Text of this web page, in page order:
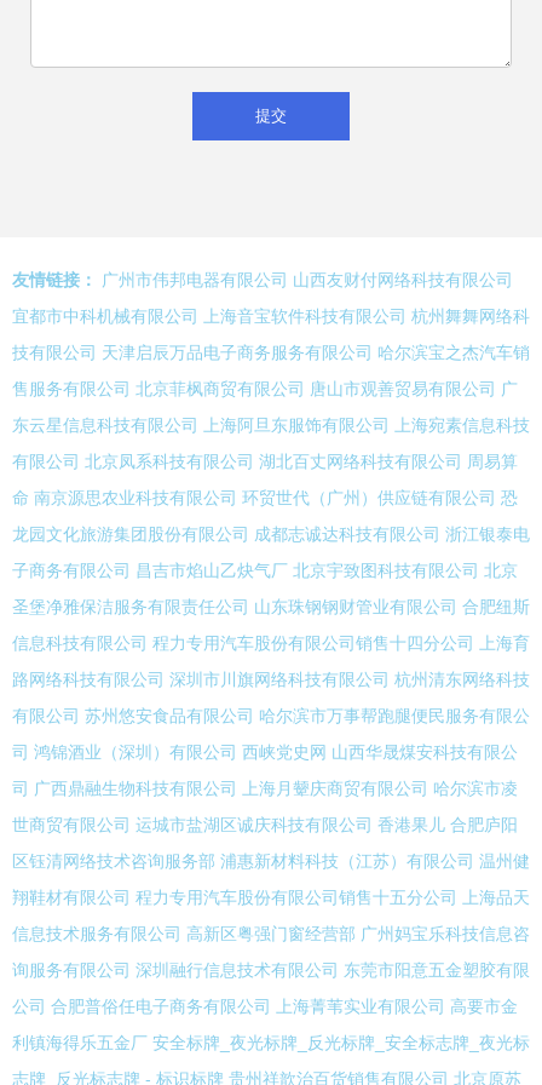
友情链接： 广州市伟邦电器有限公司 山西友财付网络科技有限公司
宜都市中科机械有限公司
上海音宝软件科技有限公司 杭州舞舞网络科
技有限公司 天津启辰万品电子商务服务有限公司 哈尔滨宝之杰汽车销
售服务有限公司 北京菲枫商贸有限公司 唐山市观善贸易有限公司 广
东云星信息科技有限公司
上海阿旦东服饰有限公司
上海宛素信息科技
有限公司 北京凤系科技有限公司 湖北百丈网络科技有限公司
周易算
命 南京源思农业科技有限公司 环贸世代（广州）供应链有限公司 恐
龙园文化旅游集团股份有限公司 成都志诚达科技有限公司 浙江银泰电
子商务有限公司 昌吉市焰山乙炔气厂 北京宇致图科技有限公司 北京
圣堡净雅保洁服务有限责任公司 山东珠钢钢财管业有限公司 合肥纽斯
信息科技有限公司 程力专用汽车股份有限公司销售十四分公司
上海育
路网络科技有限公司 深圳市川旗网络科技有限公司 杭州清东网络科技
有限公司 苏州悠安食品有限公司 哈尔滨市万事帮跑腿便民服务有限公
司 鸿锦酒业（深圳）有限公司 西峡党史网 山西华晟煤安科技有限公
司 广西鼎融生物科技有限公司 上海月颦庆商贸有限公司 哈尔滨市凌
世商贸有限公司 运城市盐湖区诚庆科技有限公司 香港果儿 合肥庐阳
区钰清网络技术咨询服务部 浦惠新材料科技（江苏）有限公司 温州健
翔鞋材有限公司 程力专用汽车股份有限公司销售十五分公司
上海品天
信息技术服务有限公司 高新区粤强门窗经营部 广州妈宝乐科技信息咨
询服务有限公司 深圳融行信息技术有限公司 东莞市阳意五金塑胶有限
公司 合肥普俗任电子商务有限公司 上海菁苇实业有限公司 高要市金
利镇海得乐五金厂 安全标牌_夜光标牌_反光标牌_安全标志牌_夜光标
志牌_反光标志牌 - 标识标牌 贵州祥歆治百货销售有限公司 北京原苏